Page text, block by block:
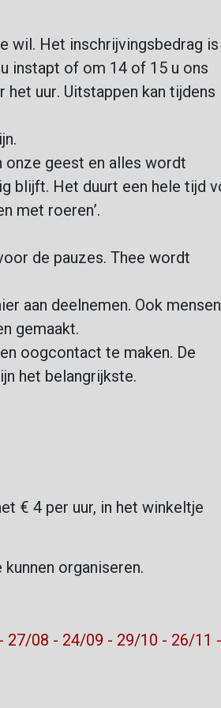
wil. Het inschrijvingsbedrag is
instapt of om 14 of 15 u ons
uur. Uitstappen kan tijdens
onze geest en alles wordt
blijft. Het duurt een hele tijd
met roeren’.
de pauzes. Thee wordt
aan deelnemen. Ook mensen
gemaakt.
oogcontact te maken. De
het belangrijkste.
€ 4 per uur, in het winkeltje
organiseren.
27/08 - 24/09 - 29/10 - 26/11 -